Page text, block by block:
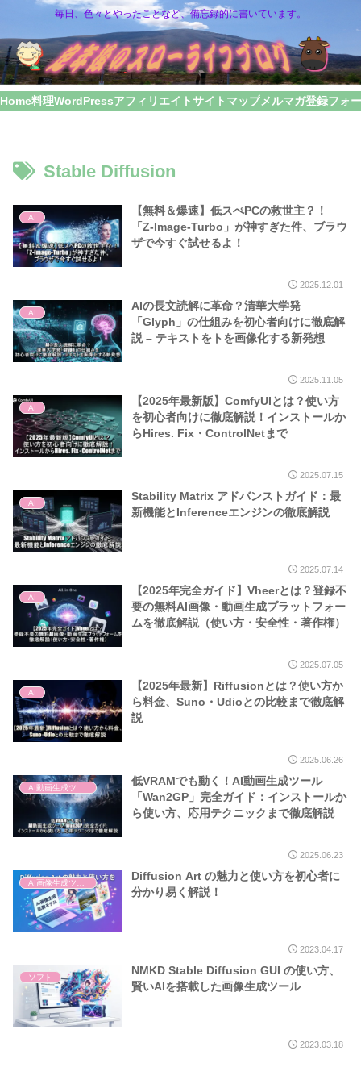
毎日、色々とやったことなど、備忘録的に書いています。
Home料理WordPressアフィリエイトサイトマップメルマガ登録フォ
Stable Diffusion
AI
【無料＆爆速】低スぺPCの救世主？！
「Z-Image-Turbo」が神すぎた件、ブラウ
ザで今すぐ試せるよ！
2025.12.01
AI
AIの長文読解に革命？清華大学発
「Glyph」の仕組みを初心者向けに徹底解
説 – テキストをトを画像化する新発想
2025.11.05
AI
【2025年最新版】ComfyUIとは？使い方
を初心者向けに徹底解説！インストールか
らHires. Fix・ControlNetまで
2025.07.15
AI
Stability Matrix アドバンストガイド：最
新機能とInferenceエンジンの徹底解説
2025.07.14
AI
【2025年完全ガイド】Vheerとは？登録不
要の無料AI画像・動画生成プラットフォー
ムを徹底解説（使い方・安全性・著作権）
2025.07.05
AI
【2025年最新】Riffusionとは？使い方か
ら料金、Suno・Udioとの比較まで徹底解
説
2025.06.26
低VRAMでも動く！AI動画生成ツール
「Wan2GP」完全ガイド：インストールか
ら使い方、応用テクニックまで徹底解説
2025.06.23
Diffusion Art の魅力と使い方を初心者に
分かり易く解説！
2023.04.17
ソフト
NMKD Stable Diffusion GUI の使い方、
賢いAIを搭載した画像生成ツール
2023.03.18